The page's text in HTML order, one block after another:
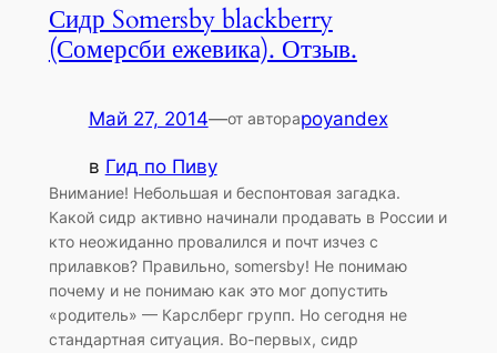
Сидр Somersby blackberry
(Сомерсби ежевика). Отзыв.
Май 27, 2014—от автораpoyandex
в Гид по Пиву
Внимание! Небольшая и беспонтовая загадка.
Какой сидр активно начинали продавать в России и
кто неожиданно провалился и почт изчез с
прилавков? Правильно, somersby! Не понимаю
почему и не понимаю как это мог допустить
«родитель» — Карслберг групп. Но сегодня не
стандартная ситуация. Во-первых, сидр